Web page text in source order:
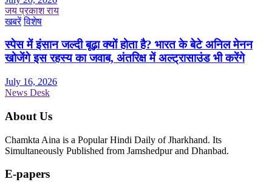
जय प्रकाश राय
खबरें विशेष
स्पेस में इंसान जल्दी बूढ़ा क्यों होता है? भारत के बेटे अनिल मेनन
खोजेंगे इस रहस्य का जवाब, अंतरिक्ष में अल्ट्रासाउंड भी करेंगे
July 16, 2026
News Desk
About Us
Chamkta Aina is a Popular Hindi Daily of Jharkhand. Its
Simultaneously Published from Jamshedpur and Dhanbad.
E-papers